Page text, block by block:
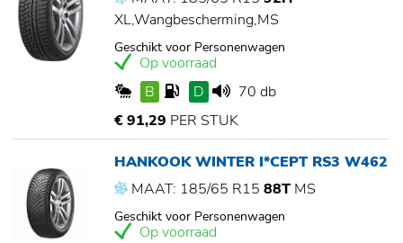
XL,Wangbescherming,MS
Geschikt voor Personenwagen
Op voorraad
B
D
70 db
€ 91,29 PER STUK
HANKOOK WINTER I*CEPT RS3 W462
MAAT: 185/65 R15 88T MS
Geschikt voor Personenwagen
Op voorraad